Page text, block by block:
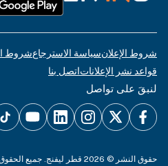
شروط الإعلانسياسة الاسترجاعشروط
قواعد نشر الإعلاناتاتصل بنا
لنبقَ على تواصل
حقوق النشر © 2026 قطر ليفنج. جميع الحقوق محفوظة.